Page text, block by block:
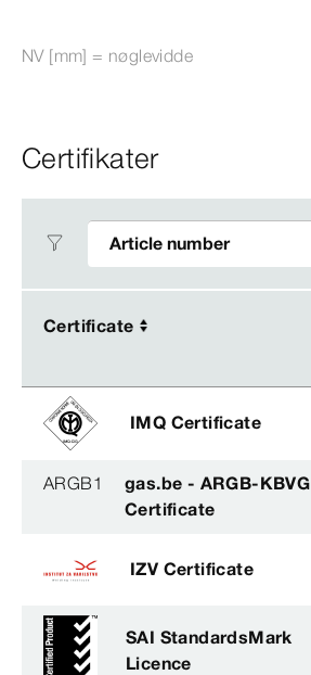
NV [mm] = nøglevidde
Certifikater
Certificate
Certificate
IMQ Certificate
ARGB1
gas.be - ARGB-KBVG
Certificate
IZV Certificate
SAI StandardsMark
Licence